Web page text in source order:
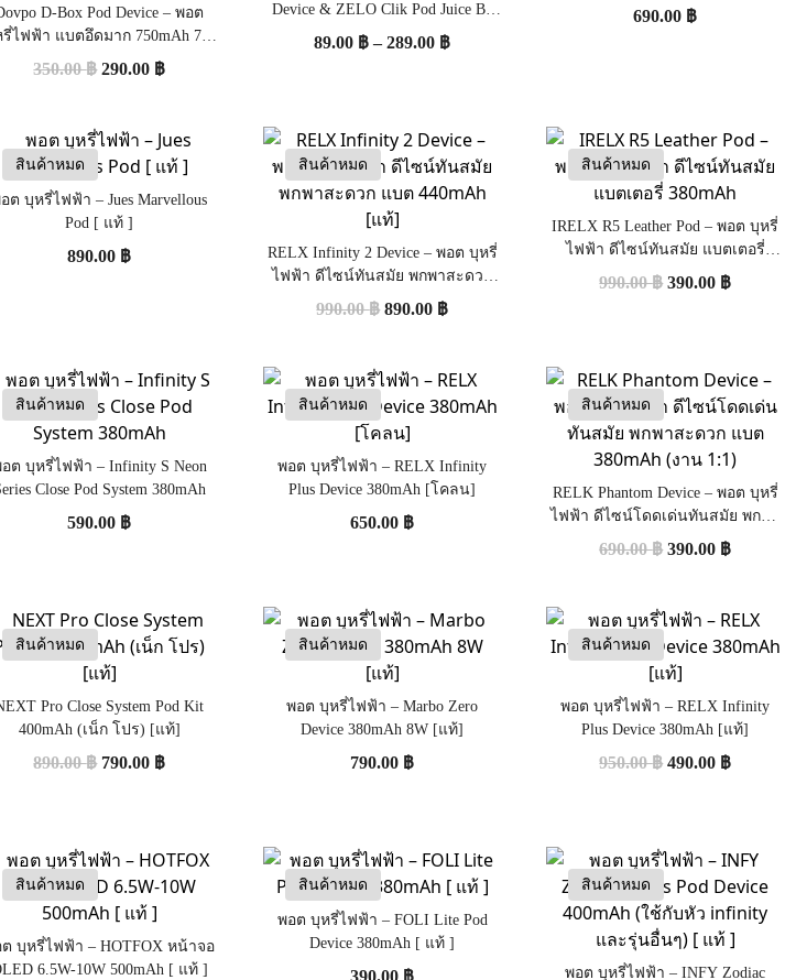
D-Box Pod Device – พอต
ไฟฟ้า แบตอึดมาก 750mAh 7W
[ แท้ ] (ใช้หัว RELX
350.00฿ 290.00 ฿
Device & ZELO Clik Pod Juice By
Alchemistz [ แท้ ]
89.00 ฿–289.00 ฿
690.00 ฿
สินค้าหมด
ต บุหรี่ไฟฟ้า – Jues Marvellous
Pod [ แท้ ]
890.00 ฿
สินค้าหมด
RELX Infinity 2 Device – พอต บุหรี่
ไฟฟ้า ดีไซน์ทันสมัย พกพาสะดวก
แบต 440mAh [แท้]
990.00฿ 890.00 ฿
สินค้าหมด
IRELX R5 Leather Pod – พอต บุหรี่
ไฟฟ้า ดีไซน์ทันสมัย แบตเตอรี่
380mAh
990.00฿ 390.00 ฿
สินค้าหมด
ต บุหรี่ไฟฟ้า – Infinity S Neon
Close Pod System 380mAh
590.00 ฿
สินค้าหมด
พอต บุหรี่ไฟฟ้า – RELX Infinity
Plus Device 380mAh [โคลน]
650.00 ฿
สินค้าหมด
RELK Phantom Device – พอต บุหรี่
ไฟฟ้า ดีไซน์โดดเด่นทันสมัย พกพา
สะดวก แบต 380mAh (งาน 1:1)
690.00฿ 390.00 ฿
สินค้าหมด
Pro Close System Pod Kit
400mAh (เน็ก โปร) [แท้]
890.00฿ 790.00 ฿
สินค้าหมด
พอต บุหรี่ไฟฟ้า – Marbo Zero
Device 380mAh 8W [แท้]
790.00 ฿
สินค้าหมด
พอต บุหรี่ไฟฟ้า – RELX Infinity
Plus Device 380mAh [แท้]
950.00฿ 490.00 ฿
สินค้าหมด
บุหรี่ไฟฟ้า – HOTFOX หน้าจอ
6.5W-10W 500mAh [ แท้ ]
สินค้าหมด
พอต บุหรี่ไฟฟ้า – FOLI Lite Pod
Device 380mAh [ แท้ ]
สินค้าหมด
พอต บุหรี่ไฟฟ้า – INFY Zodiac